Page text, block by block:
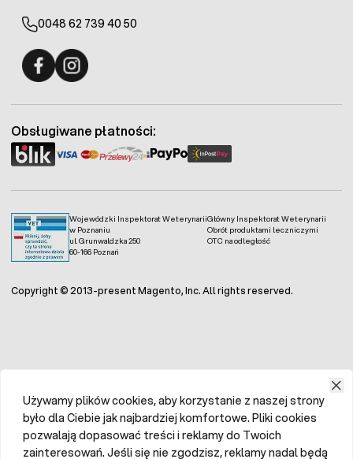
0048 62 739 40 50
Wojewódzki Inspektorat Weterynarii
w Poznaniu
ul. Grunwaldzka 250
60-166 Poznań
Główny Inspektorat Weterynarii
Obrót produktami leczniczymi
OTC na odległość
Obsługiwane płatności:
Copyright © 2013-present Magento, Inc. All rights reserved.
Używamy plików cookies, aby korzystanie z naszej strony
było dla Ciebie jak najbardziej komfortowe. Pliki cookies
pozwalają dopasować treści i reklamy do Twoich
zainteresowań. Jeśli się nie zgodzisz, reklamy nadal będą